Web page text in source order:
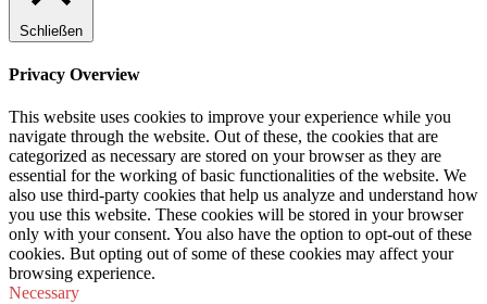
Schließen
Privacy Overview
This website uses cookies to improve your experience while you
navigate through the website. Out of these, the cookies that are
categorized as necessary are stored on your browser as they are
essential for the working of basic functionalities of the website. We
also use third-party cookies that help us analyze and understand how
you use this website. These cookies will be stored in your browser
only with your consent. You also have the option to opt-out of these
cookies. But opting out of some of these cookies may affect your
browsing experience.
Necessary